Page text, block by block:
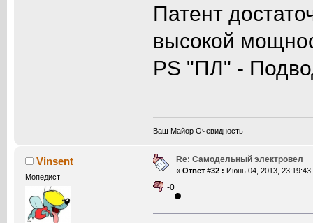
Патент
высокой
PS "ПЛ" -
Ваш Майор Очевидность
Vinsent
Мопедист
Re: Самодельный электровел
« Ответ #32 : Июнь 04, 2013, 23:19:43
-0